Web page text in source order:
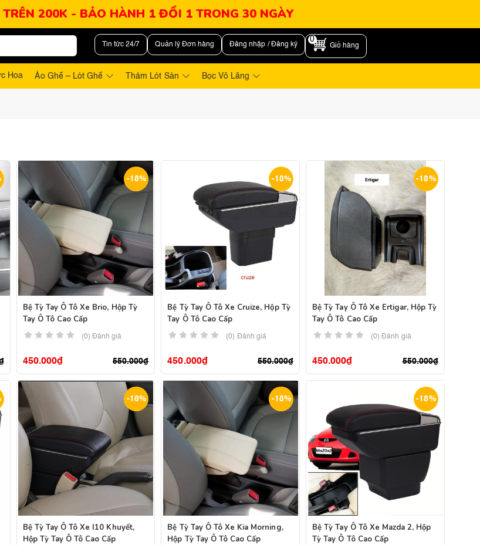
200K - BẢO HÀNH 1 ĐỔI 1 TRONG 30 NGÀY
Tin tức 24/7 Quản lý Đơn hàng Đăng nhập / Đăng ký
0
Giỏ hàng
Hoa Áo Ghế – Lót Ghế Thảm Lót Sàn Bọc Vô Lăng
-18%
Bệ Tỳ Tay Ô Tô Xe Brio, Hộp Tỳ
Tay Ô Tô Cao Cấp
(0) Đánh giá
550.000₫
450.000₫
-18%
Bệ Tỳ Tay Ô Tô Xe Cruize, Hộp Tỳ
Tay Ô Tô Cao Cấp
(0) Đánh giá
550.000₫
450.000₫
-18%
Bệ Tỳ Tay Ô Tô Xe Ertigar, Hộp Tỳ
Tay Ô Tô Cao Cấp
(0) Đánh giá
550.000₫
450.000₫
-18%
Bệ Tỳ Tay Ô Tô Xe I10 Khuyết,
Hộp Tỳ Tay Ô Tô Cao Cấp
-18%
Bệ Tỳ Tay Ô Tô Xe Kia Morning,
Hộp Tỳ Tay Ô Tô Cao Cấp
-18%
Bệ Tỳ Tay Ô Tô Xe Mazda 2, Hộp
Tỳ Tay Ô Tô Cao Cấp